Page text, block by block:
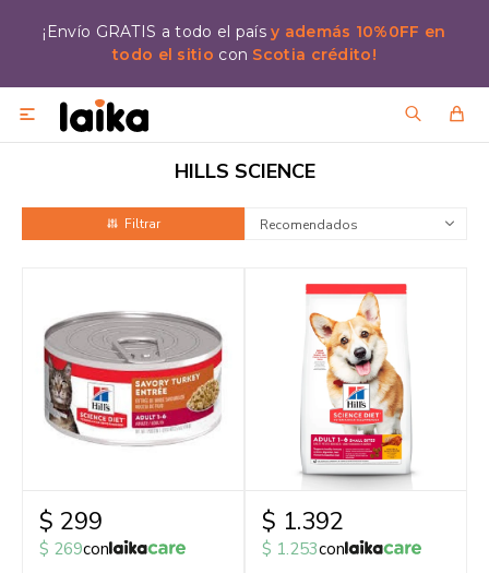
¡Envío GRATIS a todo el paísy además 10%0FF en
todo el sitio con Scotia crédito!

HILLS SCIENCE
Recomendados
$ 299
$ 269con
$ 1.392
$ 1.253con